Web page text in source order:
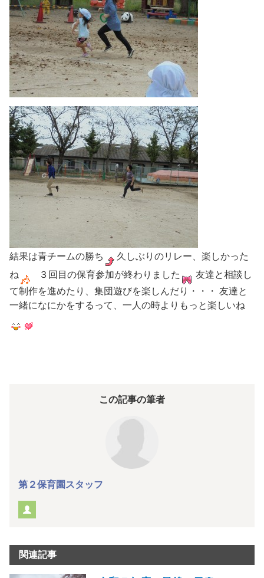
結果は青チームの勝ち
久しぶりのリレー、楽しかった
ね
３回目の保育参加が終わりました
友達と相談し
て制作を進めたり、集団遊びを楽しんだり・・・ 友達と
一緒になにかをするって、一人の時よりもっと楽しいね
この記事の筆者
第２保育園スタッフ
関連記事